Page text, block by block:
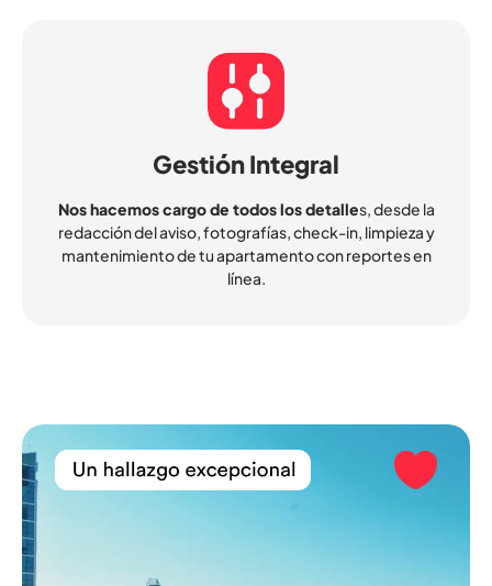
Gestión Integral
Nos hacemos cargo de todos los detalles, desde la
redacción del aviso, fotografías, check-in, limpieza y
mantenimiento de tu apartamento con reportes en
línea.